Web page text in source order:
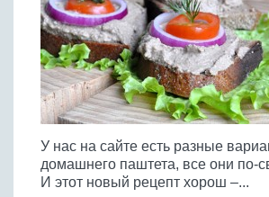
У нас на сайте есть разные
домашнего паштета, все они по-
И этот новый рецепт хорош –...